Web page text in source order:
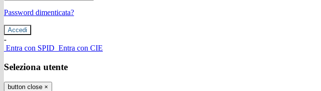
Password dimenticata?
-
Entra con SPID Entra con CIE
Seleziona utente
button close ×